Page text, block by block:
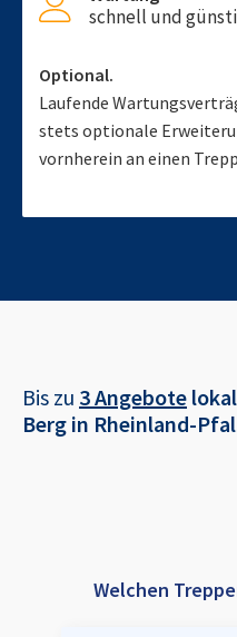
schnell und
Optional.
Laufende
stets optionale
vornherein an einen
Bis zu 3 Angebote
Berg in Rheinland-
Welchen